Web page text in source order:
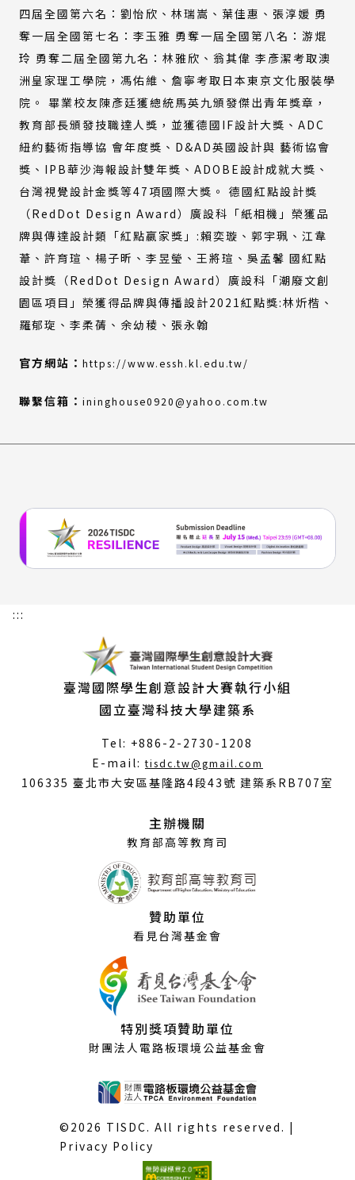
四屆全國第六名：劉怡欣、林瑞嵩、葉佳惠、張淳媛 勇
奪一屆全國第七名：李玉雅 勇奪一屆全國第八名：游焜
玲 勇奪二屆全國第九名：林雅欣、翁其偉 李彥潔考取澳
洲皇家理工學院，馮佑維、詹寧考取日本東京文化服裝學
院。 畢業校友陳彥廷獲總統馬英九頒發傑出青年獎章，
教育部長頒發技職達人獎，並獲德國IF設計大獎、ADC
紐約藝術指導協 會年度獎、D&AD英國設計與 藝術協會
獎、IPB華沙海報設計雙年獎、ADOBE設計成就大獎、
台灣視覺設計金獎等47項國際大獎。 德國紅點設計獎
（RedDot Design Award）廣設科「紙相機」榮獲品
牌與傳達設計類「紅點嬴家獎」:賴奕璇、郭宇珮、江韋
葦、許育瑄、楊子昕、李昱瑩、王將瑄、吳孟馨 國紅點
設計獎（RedDot Design Award）廣設科「潮廢文創
園區項目」榮獲得品牌與傳播設計2021紅點獎:林炘楷、
羅郁琁、李柔蒨、余幼稜、張永翰
官方網站： https://www.essh.kl.edu.tw/
聯繫信箱： ininghouse0920@yahoo.com.tw
:::
臺灣國際學生創意設計大賽執行小組
國立臺灣科技大學建築系
Tel: +886-2-2730-1208
E-mail:tisdc.tw@gmail.com
開
106335 臺北市大安區基隆路4段43號 建築系RB707室
主辦機關
教育部高等教育司
贊助單位
看見台灣基金會
特別獎項贊助單位
財團法人電路板環境公益基金會
©2026 TISDC. All rights reserved. |
Privacy Policy
(外